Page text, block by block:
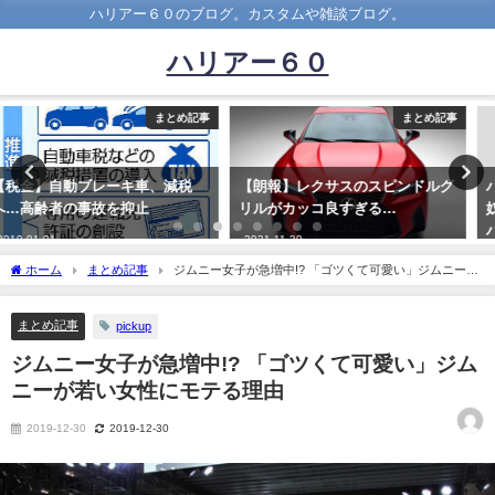
ハリアー６０のブログ。カスタムや雑談ブログ。
ハリアー６０
まとめ記事
【朗報】レクサスのスピンドルグ
リルがカッコ良すぎる…
2021-11-30
まとめ記事
バックの駐車を一発で決められる
奴ってすごくね？ペーパードライ
バーの俺にコツを教えてくれ
ホーム まとめ記事
ジムニー女子が急増中!? 「ゴツくて可愛い」ジムニーが
若い女性にモテる理由
まとめ記事 pickup
ジムニー女子が急増中!? 「ゴツくて可愛い」ジム
ニーが若い女性にモテる理由
2019-12-30 2019-12-30